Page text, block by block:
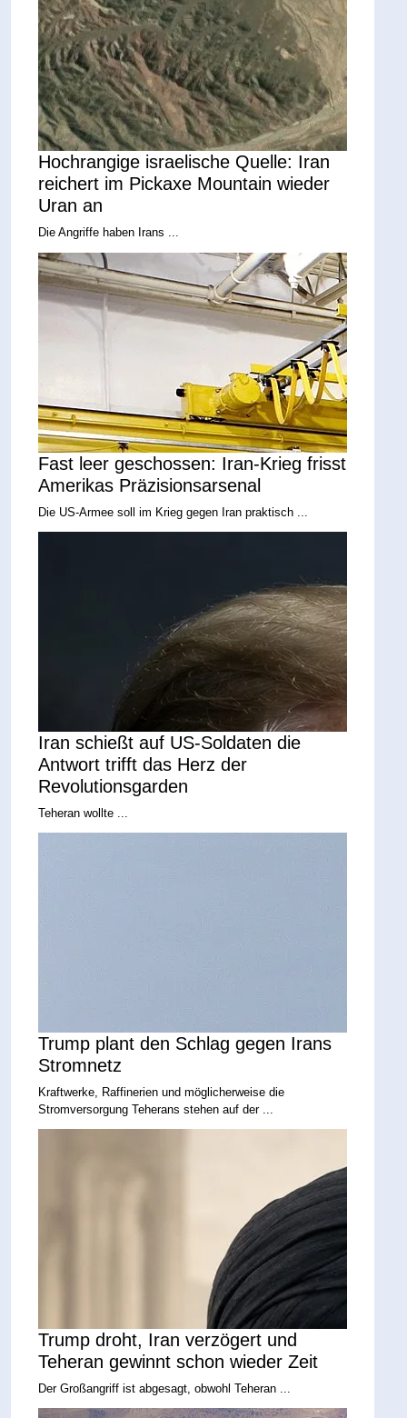
Hochrangige israelische Quelle: Iran
reichert im Pickaxe Mountain wieder
Uran an
Die Angriffe haben Irans ...
Fast leer geschossen: Iran-Krieg frisst
Amerikas Präzisionsarsenal
Die US-Armee soll im Krieg gegen Iran praktisch ...
Iran schießt auf US-Soldaten die
Antwort trifft das Herz der
Revolutionsgarden
Teheran wollte ...
Trump plant den Schlag gegen Irans
Stromnetz
Kraftwerke, Raffinerien und möglicherweise die
Stromversorgung Teherans stehen auf der ...
Trump droht, Iran verzögert und
Teheran gewinnt schon wieder Zeit
Der Großangriff ist abgesagt, obwohl Teheran ...